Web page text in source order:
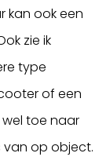
kan ook een
zie ik
type
of een
wel toe naar
van op object.